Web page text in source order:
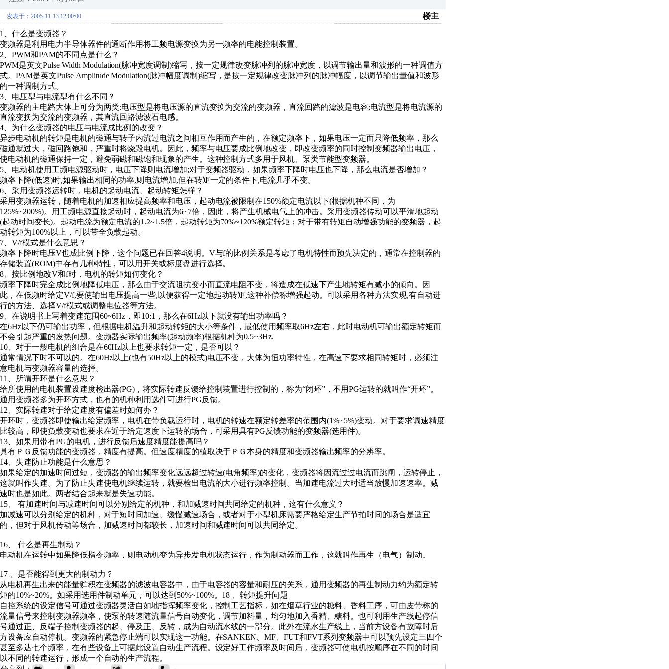
发表于：2005-11-13 12:00:00 楼主
1、什么是变频器？
变频器是利用电力半导体器件的通断作用将工频电源变换为另一频率的电能控制装置。
2、PWM和PAM的不同点是什么？
PWM是英文Pulse Width Modulation(脉冲宽度调制)缩写，按一定规律改变脉冲列的脉冲宽度，以调节输出量和波形的一种调值方
式。PAM是英文Pulse Amplitude Modulation(脉冲幅度调制)缩写，是按一定规律改变脉冲列的脉冲幅度，以调节输出量值和波形
的一种调制方式。
3、电压型与电流型有什么不同？
变频器的主电路大体上可分为两类:电压型是将电压源的直流变换为交流的变频器，直流回路的滤波是电容;电流型是将电流源的
直流变换为交流的变频器，其直流回路滤波石电感。
4、为什么变频器的电压与电流成比例的改变？
异步电动机的转矩是电机的磁通与转子内流过电流之间相互作用而产生的，在额定频率下，如果电压一定而只降低频率，那么
磁通就过大，磁回路饱和，严重时将烧毁电机。因此，频率与电压要成比例地改变，即改变频率的同时控制变频器输出电压，
使电动机的磁通保持一定，避免弱磁和磁饱和现象的产生。这种控制方式多用于风机、泵类节能型变频器。
5、电动机使用工频电源驱动时，电压下降则电流增加;对于变频器驱动，如果频率下降时电压也下降，那么电流是否增加？
频率下降(低速)时,如果输出相同的功率,则电流增加,但在转矩一定的条件下,电流几乎不变。
6、采用变频器运转时，电机的起动电流、起动转矩怎样？
采用变频器运转，随着电机的加速相应提高频率和电压，起动电流被限制在150%额定电流以下(根据机种不同，为
125%~200%)。用工频电源直接起动时，起动电流为6~7倍，因此，将产生机械电气上的冲击。采用变频器传动可以平滑地起动
(起动时间变长)。起动电流为额定电流的1.2~1.5倍，起动转矩为70%~120%额定转矩；对于带有转矩自动增强功能的变频器，起
动转矩为100%以上，可以带全负载起动。
7、V/f模式是什么意思？
频率下降时电压V也成比例下降，这个问题已在回答4说明。V与f的比例关系是考虑了电机特性而预先决定的，通常在控制器的
存储装置(ROM)中存有几种特性，可以用开关或标度盘进行选择。
8、按比例地改V和f时，电机的转矩如何变化？
频率下降时完全成比例地降低电压，那么由于交流阻抗变小而直流电阻不变，将造成在低速下产生地转矩有减小的倾向。因
此，在低频时给定V/f,要使输出电压提高一些,以便获得一定地起动转矩,这种补偿称增强起动。可以采用各种方法实现,有自动进
行的方法、选择V/f模式或调整电位器等方法。
9、在说明书上写着变速范围60~6Hz，即10:1，那么在6Hz以下就没有输出功率吗？
在6Hz以下仍可输出功率，但根据电机温升和起动转矩的大小等条件，最低使用频率取6Hz左右，此时电动机可输出额定转矩而
不会引起严重的发热问题。变频器实际输出频率(起动频率)根据机种为0.5~3Hz.
10、对于一般电机的组合是在60Hz以上也要求转矩一定，是否可以？
通常情况下时不可以的。在60Hz以上(也有50Hz以上的模式)电压不变，大体为恒功率特性，在高速下要求相同转矩时，必须注
意电机与变频器容量的选择。
11、所谓开环是什么意思？
给所使用的电机装置设速度检出器(PG)，将实际转速反馈给控制装置进行控制的，称为“闭环”，不用PG运转的就叫作“开环”。
通用变频器多为开环方式，也有的机种利用选件可进行PG反馈。
12、实际转速对于给定速度有偏差时如何办？
开环时，变频器即使输出给定频率，电机在带负载运行时，电机的转速在额定转差率的范围内(1%~5%)变动。对于要求调速精度
比较高，即使负载变动也要求在近于给定速度下运转的场合，可采用具有PG反馈功能的变频器(选用件)。
13、如果用带有PG的电机，进行反馈后速度精度能提高吗？
具有ＰＧ反馈功能的变频器，精度有提高。但速度精度的植取决于ＰＧ本身的精度和变频器输出频率的分辨率。
14、失速防止功能是什么意思？
如果给定的加速时间过短，变频器的输出频率变化远远超过转速(电角频率)的变化，变频器将因流过过电流而跳闸，运转停止，
这就叫作失速。为了防止失速使电机继续运转，就要检出电流的大小进行频率控制。当加速电流过大时适当放慢加速速率。减
速时也是如此。两者结合起来就是失速功能。
15、 有加速时间与减速时间可以分别给定的机种，和加减速时间共同给定的机种，这有什么意义？
加减速可以分别给定的机种，对于短时间加速、缓慢减速场合，或者对于小型机床需要严格给定生产节拍时间的场合是适宜
的，但对于风机传动等场合，加减速时间都较长，加速时间和减速时间可以共同给定。
16、 什么是再生制动？
电动机在运转中如果降低指令频率，则电动机变为异步发电机状态运行，作为制动器而工作，这就叫作再生（电气）制动。
17 、是否能得到更大的制动力？
从电机再生出来的能量贮积在变频器的滤波电容器中，由于电容器的容量和耐压的关系，通用变频器的再生制动力约为额定转
矩的10%~20%。如采用选用件制动单元，可以达到50%~100%。18 、转矩提升问题
自控系统的设定信号可通过变频器灵活自如地指挥频率变化，控制工艺指标，如在烟草行业的糖料、香料工序，可由皮带称的
流量信号来控制变频器频率，使泵的转速随流量信号自动变化，调节加料量，均匀地加入香精、糖料。也可利用生产线起停信
号通过正、反端子控制变频器的起、停及正、反转，成为自动流水线的一部分。此外在流水生产线上，当前方设备有故障时后
方设备应自动停机。变频器的紧急停止端可以实现这一功能。在SANKEN、MF、FUT和FVT系列变频器中可以预先设定三四个
甚至多达七个频率，在有些设备上可据此设置自动生产流程。设定好工作频率及时间后，变频器可使电机按顺序在不同的时间
以不同的转速运行，形成一个自动的生产流程。